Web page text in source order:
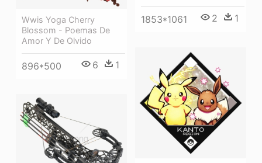
1853*1061 2 1
Wwis Yoga Cherry
Blossom - Poemas De
Amor Y De Olvido
896*500 6 1